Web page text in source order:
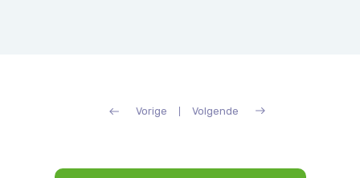
Vorige Volgende